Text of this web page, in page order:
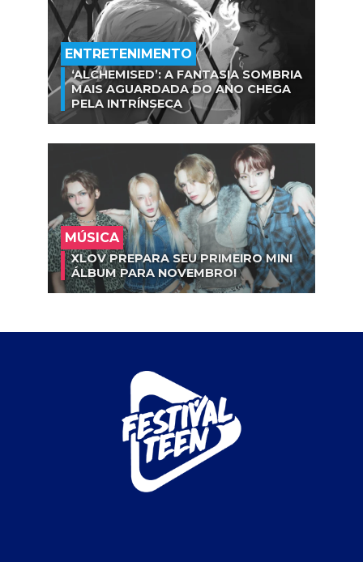
ENTRETENIMENTO
‘ALCHEMISED’: A FANTASIA SOMBRIA
MAIS AGUARDADA DO ANO CHEGA
PELA INTRÍNSECA
MÚSICA
XLOV PREPARA SEU PRIMEIRO MINI
ÁLBUM PARA NOVEMBRO!